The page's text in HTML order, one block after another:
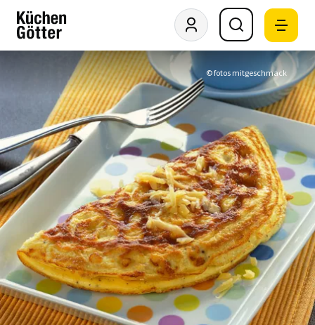
© fotos mitgeschmack